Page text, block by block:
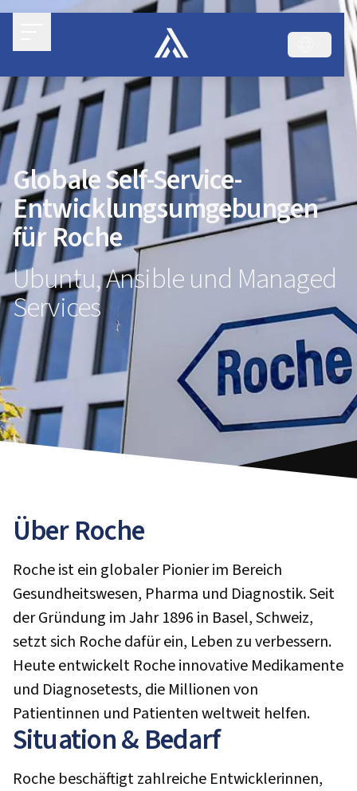
Globale Self-Service-
Entwicklungsumgebungen
für Roche
Ubuntu, Ansible und Managed
Services
Über Roche
Roche ist ein globaler Pionier im Bereich
Gesundheitswesen, Pharma und Diagnostik. Seit
der Gründung im Jahr 1896 in Basel, Schweiz,
setzt sich Roche dafür ein, Leben zu verbessern.
Heute entwickelt Roche innovative Medikamente
und Diagnosetests, die Millionen von
Patientinnen und Patienten weltweit helfen.
Situation & Bedarf
Roche beschäftigt zahlreiche Entwicklerinnen,